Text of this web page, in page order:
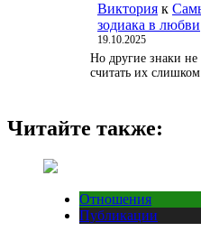
Виктория к
зодиака в любви
19.10.2025
Но другие знаки не
считать их
Читайте также:
Отношения
Публикации